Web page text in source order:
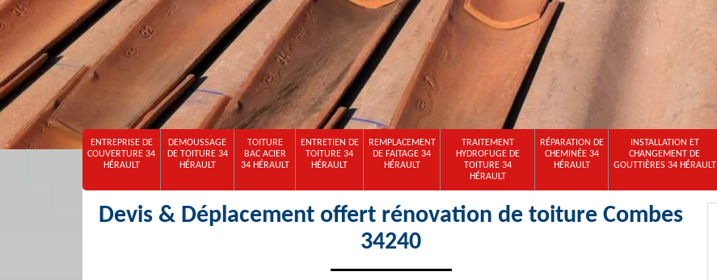
ENTREPRISE DE
COUVERTURE 34
HÉRAULT
DEMOUSSAGE
DE TOITURE 34
HÉRAULT
TOITURE
BAC ACIER
34 HÉRAULT
ENTRETIEN DE
TOITURE 34
HÉRAULT
REMPLACEMENT
DE FAITAGE 34
HÉRAULT
TRAITEMENT
HYDROFUGE DE
TOITURE 34
HÉRAULT
RÉPARATION DE
CHEMINÉE 34
HÉRAULT
INSTALLATION ET
CHANGEMENT DE
GOUTTIÈRES 34 HÉRAULT
Devis & Déplacement offert rénovation de toiture Combes
34240